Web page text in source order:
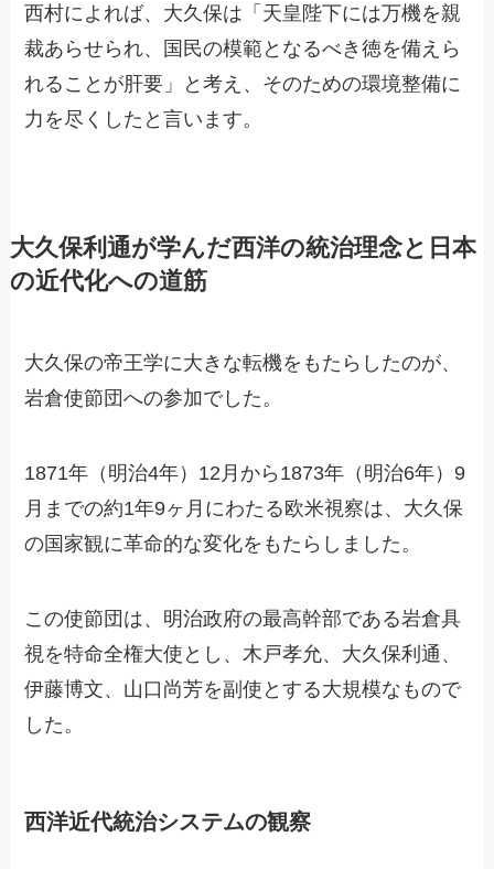
西村によれば、大久保は「天皇陛下には万機を親
裁あらせられ、国民の模範となるべき徳を備えら
れることが肝要」と考え、そのための環境整備に
力を尽くしたと言います。
大久保利通が学んだ西洋の統治理念と日本
の近代化への道筋
大久保の帝王学に大きな転機をもたらしたのが、
岩倉使節団への参加でした。
1871年（明治4年）12月から1873年（明治6年）9
月までの約1年9ヶ月にわたる欧米視察は、大久保
の国家観に革命的な変化をもたらしました。
この使節団は、明治政府の最高幹部である岩倉具
視を特命全権大使とし、木戸孝允、大久保利通、
伊藤博文、山口尚芳を副使とする大規模なもので
した。
西洋近代統治システムの観察